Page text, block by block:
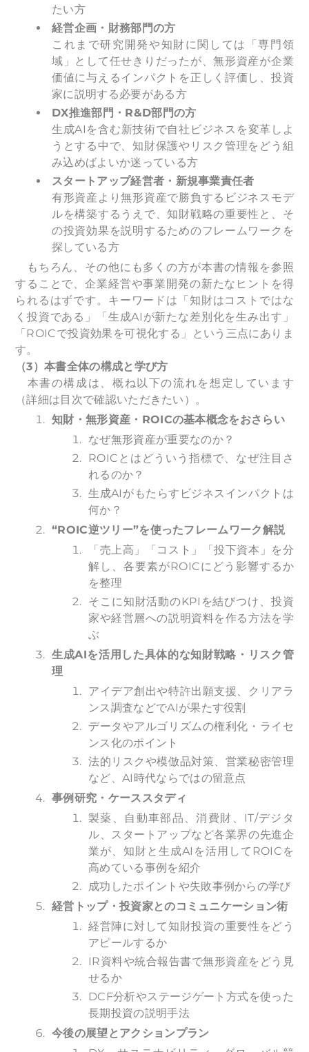
たい方
経営企画・財務部門の方
これまで研究開発や知財に関しては「専門領
域」として任せきりだったが、無形資産が企業
価値に与えるインパクトを正しく評価し、投資
家に説明する必要がある方
DX推進部門・R&D部門の方
生成AIを含む新技術で自社ビジネスを変革しよ
うとする中で、知財保護やリスク管理をどう組
み込めばよいか迷っている方
スタートアップ経営者・新規事業責任者
有形資産より無形資産で勝負するビジネスモデ
ルを構築するうえで、知財戦略の重要性と、そ
の投資効果を説明するためのフレームワークを
探している方
もちろん、その他にも多くの方が本書の情報を参照
することで、企業経営や事業開発の新たなヒントを得
られるはずです。キーワードは「知財はコストではな
く投資である」「生成AIが新たな差別化を生み出す」
「ROICで投資効果を可視化する」という三点にありま
す。
（3）本書全体の構成と学び方
本書の構成は、概ね以下の流れを想定しています
（詳細は目次で確認いただきたい）。
知財・無形資産・ROICの基本概念をおさらい
なぜ無形資産が重要なのか？
ROICとはどういう指標で、なぜ注目さ
れるのか？
生成AIがもたらすビジネスインパクトは
何か？
“ROIC逆ツリー”を使ったフレームワーク解説
「売上高」「コスト」「投下資本」を分
解し、各要素がROICにどう影響するか
を整理
そこに知財活動のKPIを結びつけ、投資
家や経営層への説明資料を作る方法を学
ぶ
生成AIを活用した具体的な知財戦略・リスク管
理
アイデア創出や特許出願支援、クリアラ
ンス調査などでAIが果たす役割
データやアルゴリズムの権利化・ライセ
ンス化のポイント
法的リスクや模倣品対策、営業秘密管理
など、AI時代ならではの留意点
事例研究・ケーススタディ
製薬、自動車部品、消費財、IT/デジタ
ル、スタートアップなど各業界の先進企
業が、知財と生成AIを活用してROICを
高めている事例を紹介
成功したポイントや失敗事例からの学び
経営トップ・投資家とのコミュニケーション術
経営陣に対して知財投資の重要性をどう
アピールするか
IR資料や統合報告書で無形資産をどう見
せるか
DCF分析やステージゲート方式を使った
長期投資の説明手法
今後の展望とアクションプラン